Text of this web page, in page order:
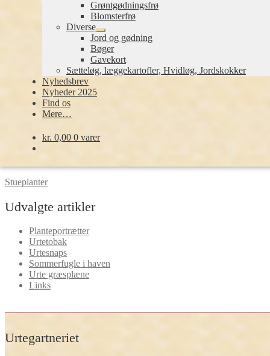
Grøntgødningsfrø
Blomsterfrø
Diverse
Udfold
undermenu
Jord og gødning
Bøger
Gavekort
Sætteløg, læggekartofler, Hvidløg, Jordskokker
Nyhedsbrev
Nyheder 2025
Find os
Mere…
kr. 0,00 0 varer
Vi kan i hvert fald huske en sag fra omegnen af Århus for få år
Leksikon Andre artikler
Indlægsnavigation
Duftgeranier (Duftpelargonier)
Leksikon
Krydderurter
Lægeplanter
Stueplanter
Udvalgte artikler
Planteportrætter
Urtetobak
Urtesnaps
Sommerfugle i haven
Urte græsplæne
Links
Urtegartneriet